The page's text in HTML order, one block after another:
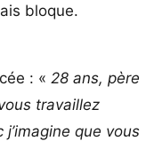
bloque.
: « 28 ans, père
travaillez
que vous